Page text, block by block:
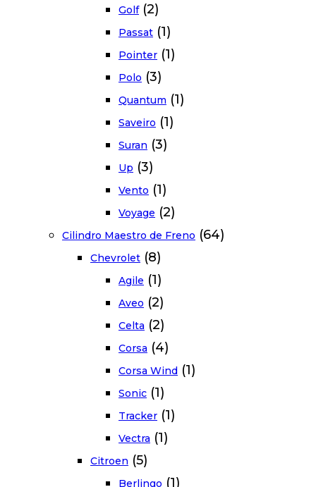
Golf (2)
Passat (1)
Pointer (1)
Polo (3)
Quantum (1)
Saveiro (1)
Suran (3)
Up (3)
Vento (1)
Voyage (2)
Cilindro Maestro de Freno (64)
Chevrolet (8)
Agile (1)
Aveo (2)
Celta (2)
Corsa (4)
Corsa Wind (1)
Sonic (1)
Tracker (1)
Vectra (1)
Citroen (5)
Berlingo (1)